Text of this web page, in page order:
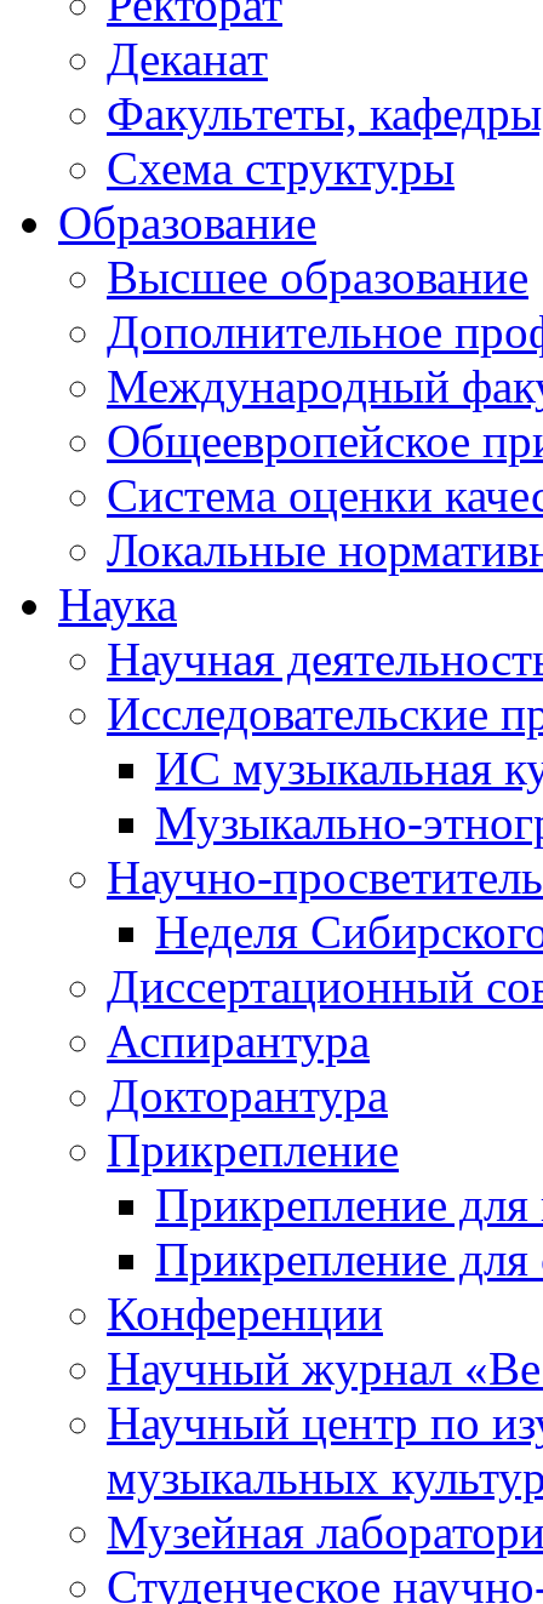
Деканат
Факультеты,
Схема структуры
Образование
Высшее образование
Дополнительное
Международный
Общеевропейское
Система оценки
Локальные
Наука
Научная
Исследовательские
ИС музыкальная
Музыкально-
Научно-
Неделя
Диссертационный
Аспирантура
Докторантура
Прикрепление
Прикрепление для
Прикрепление для
Конференции
Научный журнал
Научный центр по
музыкальных
Музейная
Студенческое